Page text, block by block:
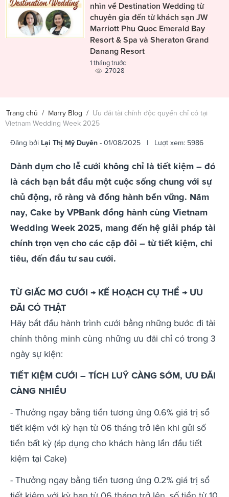
nhìn về Destination Wedding từ
chuyên gia đến từ khách sạn JW
Marriott Phu Quoc Emerald Bay
Resort & Spa và Sheraton Grand
Danang Resort
1 tháng trước
27028
Trang chủ / Marry Blog / Ưu đãi tài chính độc quyền chỉ có tại
Vietnam Wedding Week 2025
Đăng bởi Lại Thị Mỹ Duyên - 01/08/2025 | Lượt xem: 5986
Dành dụm cho lễ cưới không chỉ là tiết kiệm – đó
là cách bạn bắt đầu một cuộc sống chung với sự
chủ động, rõ ràng và đồng hành bền vững. Năm
nay, Cake by VPBank đồng hành cùng Vietnam
Wedding Week 2025, mang đến hệ giải pháp tài
chính trọn vẹn cho các cặp đôi – từ tiết kiệm, chi
tiêu, đến đầu tư sau cưới.
TỪ GIẤC MƠ CƯỚI → KẾ HOẠCH CỤ THỂ → ƯU
ĐÃI CÓ THẬT
Hãy bắt đầu hành trình cưới bằng những bước đi tài
chính thông minh cùng những ưu đãi chỉ có trong 3
ngày sự kiện:
TIẾT KIỆM CƯỚI – TÍCH LUỸ CÀNG SỚM, ƯU ĐÃI
CÀNG NHIỀU
- Thưởng ngay bằng tiền tương ứng 0.6% giá trị sổ
tiết kiệm với kỳ hạn từ 06 tháng trở lên khi gửi số
tiền bất kỳ (áp dụng cho khách hàng lần đầu tiết
kiệm tại Cake)
- Thưởng ngay bằng tiền tương ứng 0.2% giá trị sổ